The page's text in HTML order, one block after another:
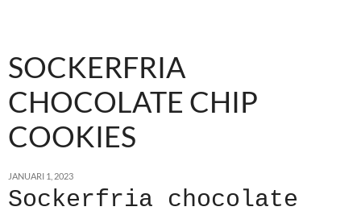
SOCKERFRIA
CHOCOLATE CHIP
COOKIES
JANUARI 1, 2023
Sockerfria chocolate